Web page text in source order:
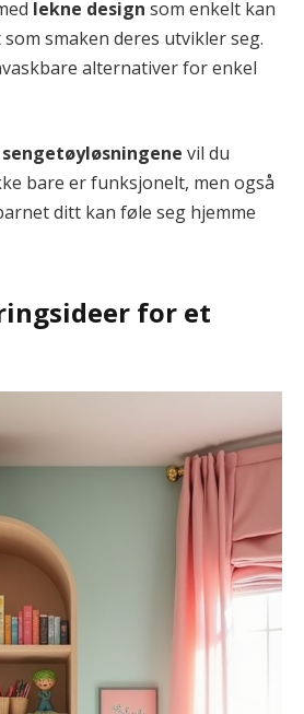
lekne design som enkelt kan
smaken deres utvikler seg.
alternativer for enkel
vil du
bare er funksjonelt, men også
ditt kan føle seg hjemme
for et